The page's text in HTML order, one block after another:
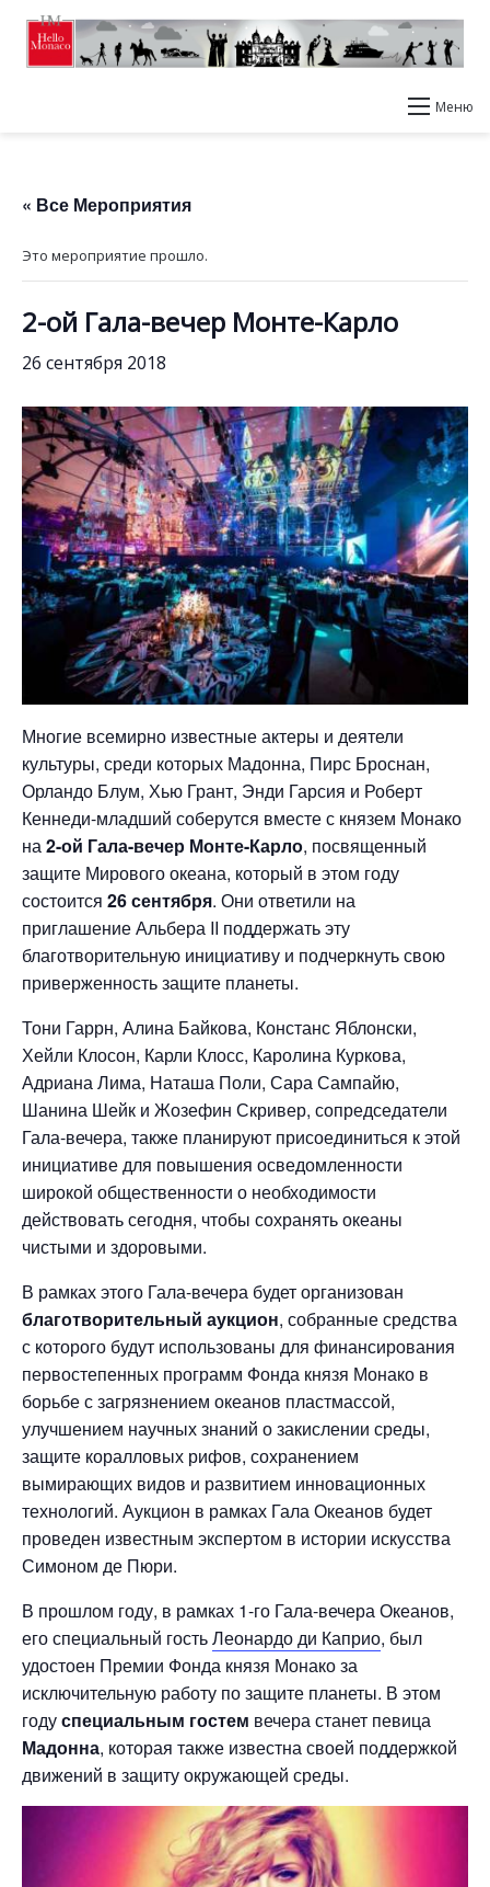
Меню
« Все Мероприятия
Это мероприятие прошло.
2-ой Гала-вечер Монте-Карло
26 сентября 2018
Многие всемирно известные актеры и деятели
культуры, среди которых Мадонна, Пирс Броснан,
Орландо Блум, Хью Грант, Энди Гарсия и Роберт
Кеннеди-младший соберутся вместе с князем Монако
на2-ой Гала-вечер Монте-Карло, посвященный
защите Мирового океана, который в этом году
состоится 26 сентября. Они ответили на
приглашение Альбера II поддержать эту
благотворительную инициативу и подчеркнуть свою
приверженность защите планеты.
Тони Гаррн, Алина Байкова, Констанс Яблонски,
Хейли Клосон, Карли Клосс, Каролина Куркова,
Адриана Лима, Наташа Поли, Сара Сампайю,
Шанина Шейк и Жозефин Скривер, сопредседатели
Гала-вечера, также планируют присоединиться к этой
инициативе для повышения осведомленности
широкой общественности о необходимости
действовать сегодня, чтобы сохранять океаны
чистыми и здоровыми.
В рамках этого Гала-вечера будет организован
благотворительный аукцион, собранные средства
с которого будут использованы для финансирования
первостепенных программ Фонда князя Монако в
борьбе с загрязнением океанов пластмассой,
улучшением научных знаний о закислении среды,
защите коралловых рифов, сохранением
вымирающих видов и развитием инновационных
технологий. Аукцион в рамках Гала Океанов будет
проведен известным экспертом в истории искусства
Симоном де Пюри.
В прошлом году, в рамках 1-го Гала-вечера Океанов,
его специальный гостьЛеонардо ди Каприо, был
удостоен Премии Фонда князя Монако за
исключительную работу по защите планеты. В этом
годуспециальным гостем вечера станет певица
Мадонна, которая также известна своей поддержкой
движений в защиту окружающей среды.